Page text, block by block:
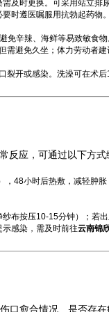
及时更换。可采用站立
时遵医嘱服用抗勃起药物。
免辛辣、海鲜等易致敏食
避免久坐；体力劳动者建
裂开或感染。洗澡可在术
反应，可通过以下方式
48小时后热敷，减轻肿胀
布按压10-15分钟）；若
感染，需及时前往云南锦
口愈合情况、是否存在